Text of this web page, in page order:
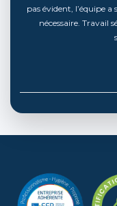
vitres et le décapage
soigné, les délais
vrai plus pour nos